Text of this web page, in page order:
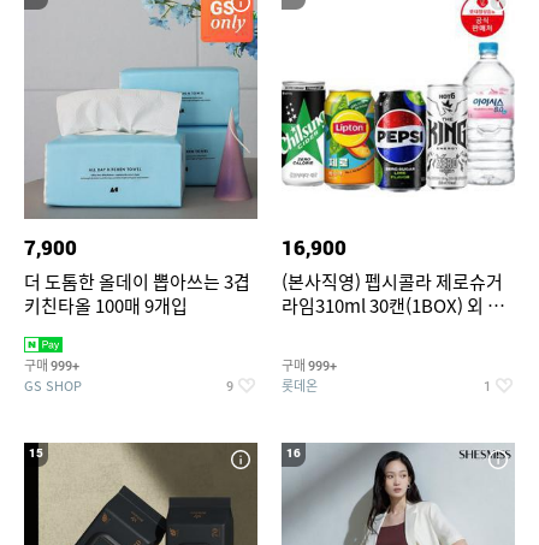
7,900
더 도톰한 올데이 뽑아쓰는 3겹
키친타올 100매 9개입
구매 999+
GS SHOP 9
16,900
(본사직영) 펩시콜라 제로슈거
라임310ml 30캔(1BOX) 외 롯
구매 999+
롯데온 1
15 16